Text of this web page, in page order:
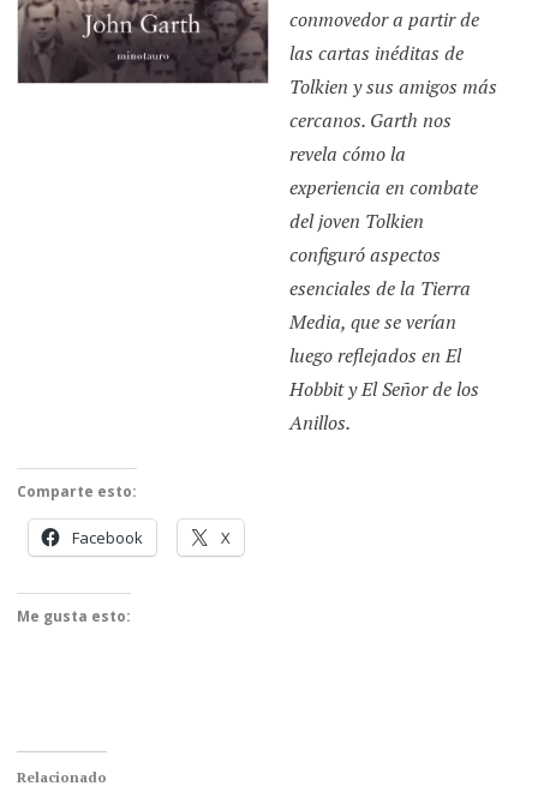
conmovedor a partir de
las cartas inéditas de
Tolkien y sus amigos más
cercanos. Garth nos
revela cómo la
experiencia en combate
del joven Tolkien
configuró aspectos
esenciales de la Tierra
Media, que se verían
luego reflejados en El
Hobbit y El Señor de los
Anillos.
Comparte esto:
Facebook X
Me gusta esto:
Relacionado